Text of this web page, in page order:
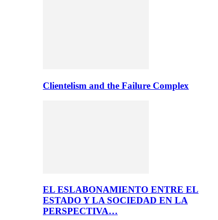
Clientelism and the Failure Complex
EL ESLABONAMIENTO ENTRE EL
ESTADO Y LA SOCIEDAD EN LA
PERSPECTIVA…